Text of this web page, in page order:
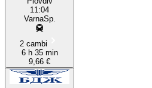
11:04
VarnaSp.
2 cambi
6 h 35 min
9,66 €